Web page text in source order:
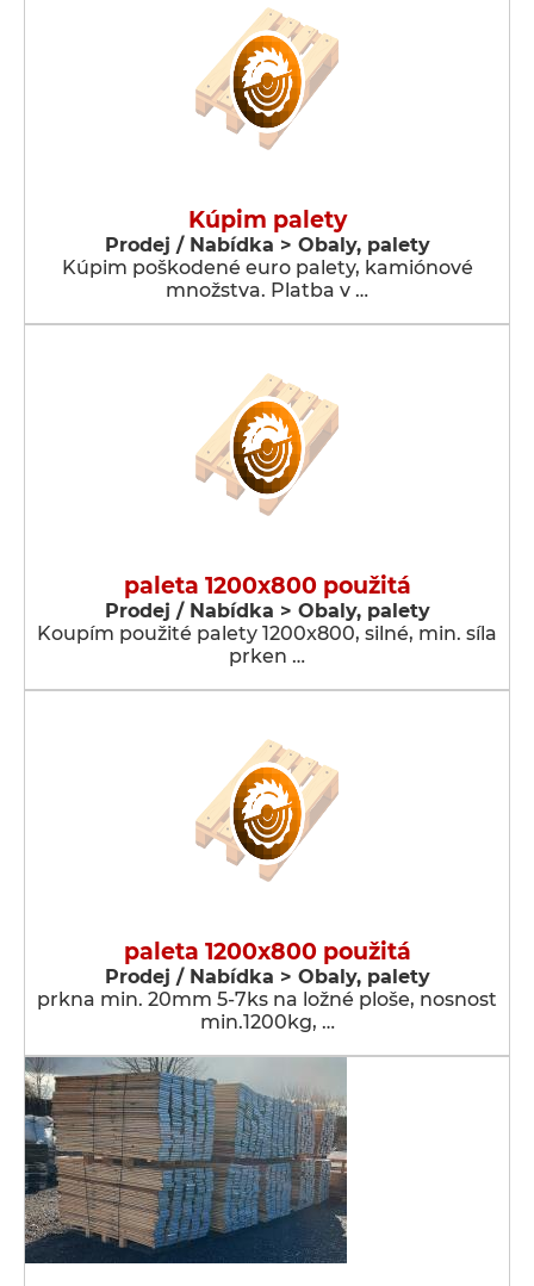
Kúpim palety
Prodej / Nabídka > Obaly, palety
Kúpim poškodené euro palety, kamiónové
množstva. Platba v …
paleta 1200x800 použitá
Prodej / Nabídka > Obaly, palety
Koupím použité palety 1200x800, silné, min. síla
prken …
paleta 1200x800 použitá
Prodej / Nabídka > Obaly, palety
prkna min. 20mm 5-7ks na ložné ploše, nosnost
min.1200kg, …